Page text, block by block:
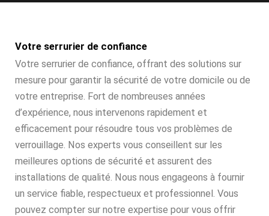
Votre serrurier de confiance
Votre serrurier de confiance, offrant des solutions sur
mesure pour garantir la sécurité de votre domicile ou de
votre entreprise. Fort de nombreuses années
d’expérience, nous intervenons rapidement et
efficacement pour résoudre tous vos problèmes de
verrouillage. Nos experts vous conseillent sur les
meilleures options de sécurité et assurent des
installations de qualité. Nous nous engageons à fournir
un service fiable, respectueux et professionnel. Vous
pouvez compter sur notre expertise pour vous offrir